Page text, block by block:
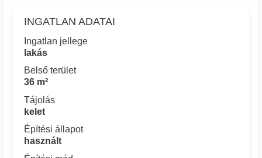
INGATLAN ADATAI
Ingatlan jellege
lakás
Belső terület
36 m²
Tájolás
kelet
Építési állapot
használt